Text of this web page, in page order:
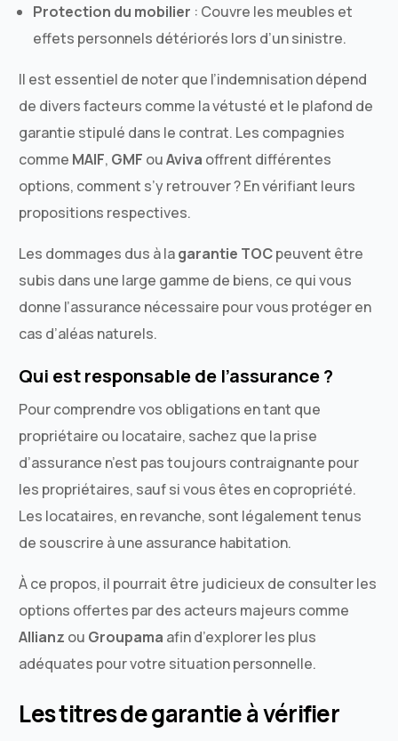
Protection du mobilier : Couvre les meubles et
effets personnels détériorés lors d’un sinistre.
Il est essentiel de noter que l’indemnisation dépend
de divers facteurs comme la vétusté et le plafond de
garantie stipulé dans le contrat. Les compagnies
comme MAIF, GMF ouAviva offrent différentes
options, comment s’y retrouver ? En vérifiant leurs
propositions respectives.
Les dommages dus à lagarantie TOCpeuvent être
subis dans une large gamme de biens, ce qui vous
donne l’assurance nécessaire pour vous protéger en
cas d’aléas naturels.
Qui est responsable de l’assurance ?
Pour comprendre vos obligations en tant que
propriétaire ou locataire, sachez que la prise
d’assurance n’est pas toujours contraignante pour
les propriétaires, sauf si vous êtes en copropriété.
Les locataires, en revanche, sont légalement tenus
de souscrire à une assurance habitation.
À ce propos, il pourrait être judicieux de consulter les
options offertes par des acteurs majeurs comme
Allianz ou Groupama afin d’explorer les plus
adéquates pour votre situation personnelle.
Les titres de garantie à vérifier